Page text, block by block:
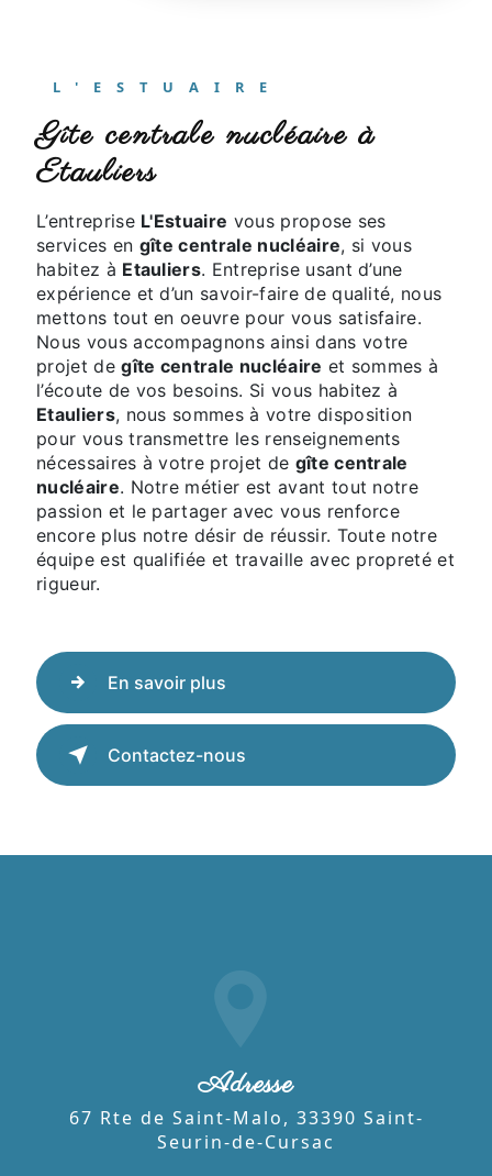
L'ESTUAIRE
gîte centrale nucléaire à
Etauliers
L’entreprise L'Estuaire vous propose ses
services en gîte centrale nucléaire, si vous
habitez à Etauliers. Entreprise usant d’une
expérience et d’un savoir-faire de qualité, nous
mettons tout en oeuvre pour vous satisfaire.
Nous vous accompagnons ainsi dans votre
projet degîte centrale nucléaire et sommes à
l’écoute de vos besoins. Si vous habitez à
Etauliers, nous sommes à votre disposition
pour vous transmettre les renseignements
nécessaires à votre projet de gîte centrale
nucléaire. Notre métier est avant tout notre
passion et le partager avec vous renforce
encore plus notre désir de réussir. Toute notre
équipe est qualifiée et travaille avec propreté et
rigueur.
En savoir plus
Contactez-nous
Adresse
67 Rte de Saint-Malo, 33390 Saint-
Seurin-de-Cursac